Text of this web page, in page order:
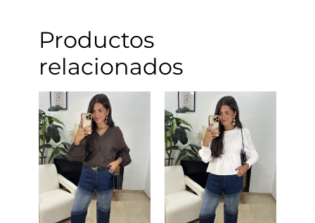
Productos
relacionados